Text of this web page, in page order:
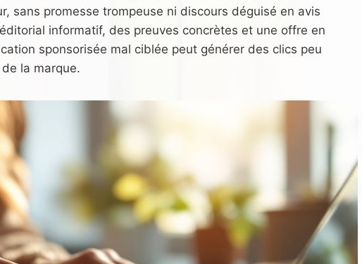
sans promesse trompeuse ni discours déguisé en avis
informatif, des preuves concrètes et une offre en
sponsorisée mal ciblée peut générer des clics peu
la marque.